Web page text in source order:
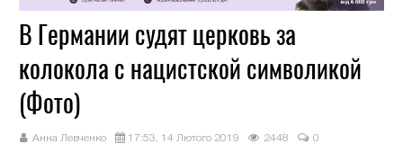
В Германии судят церковь за
колокола с нацистской символикой
(Фото)
Анна Левченко 17:53, 14 Лютого 2019 2448 0